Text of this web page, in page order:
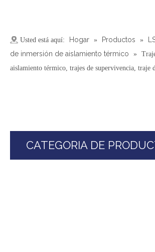
Usted está aquí: Hogar » Productos »
de inmersión de aislamiento térmico
»
aislamiento térmico, trajes de supervivencia,
CATEGORIA DE